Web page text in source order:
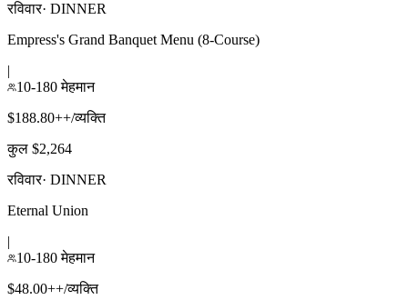
रविवार· DINNER
Empress's Grand Banquet Menu (8-Course)
|
10-180 मेहमान
$188.80++/व्यक्ति
कुल $2,264
रविवार· DINNER
Eternal Union
|
10-180 मेहमान
$48.00++/व्यक्ति